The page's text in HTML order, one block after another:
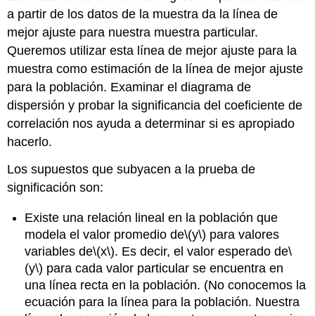
a partir de los datos de la muestra da la línea de
mejor ajuste para nuestra muestra particular.
Queremos utilizar esta línea de mejor ajuste para la
muestra como estimación de la línea de mejor ajuste
para la población. Examinar el diagrama de
dispersión y probar la significancia del coeficiente de
correlación nos ayuda a determinar si es apropiado
hacerlo.
Los supuestos que subyacen a la prueba de
significación son:
Existe una relación lineal en la población que
modela el valor promedio de\(y\) para valores
variables de\(x\). Es decir, el valor esperado de\
(y\) para cada valor particular se encuentra en
una línea recta en la población. (No conocemos la
ecuación para la línea para la población. Nuestra